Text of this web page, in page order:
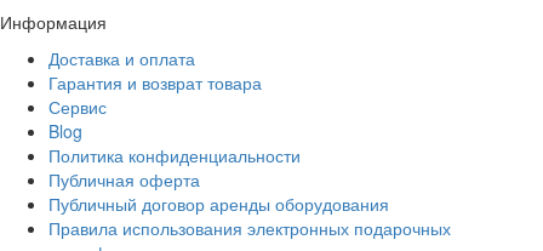
Информация
Доставка и оплата
Гарантия и возврат товара
Сервис
Blog
Политика конфиденциальности
Публичная оферта
Публичный договор аренды оборудования
Правила использования электронных подарочных